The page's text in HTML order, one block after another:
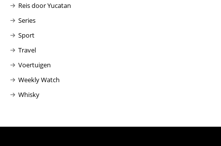
Reis door Yucatan
Series
Sport
Travel
Voertuigen
Weekly Watch
Whisky